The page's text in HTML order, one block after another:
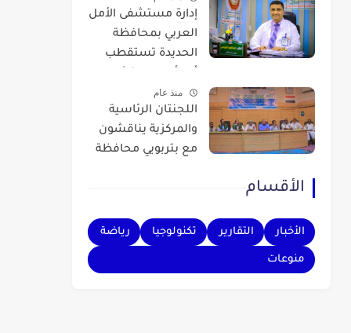
إدارة مستشفى الأمل
العربي بمحافظة
الحديدة تستقطب
العيون.
منذ عام
اللجنتان الرئاسية
والمركزية يناقشون
مع بتربويي محافظة
الأقسام
الأخبار التقارير تكنولوجيا رياضة
منوعات